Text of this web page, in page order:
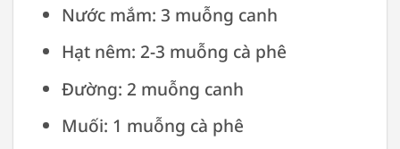
Nước mắm: 3 muỗng canh
Hạt nêm: 2-3 muỗng cà phê
Đường: 2 muỗng canh
Muối: 1 muỗng cà phê